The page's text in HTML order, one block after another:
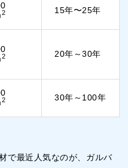
2 15年〜25年
2 20年～30年
2 30年～100年
で最近人気なのが、ガルバ